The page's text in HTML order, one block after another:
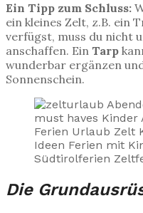
Ein Tipp zum Schluss:
ein kleines Zelt, z.B. ein
verfügst, muss du nicht
anschaffen. Ein Tarp
wunderbar ergänzen
Sonnenschein.
Die